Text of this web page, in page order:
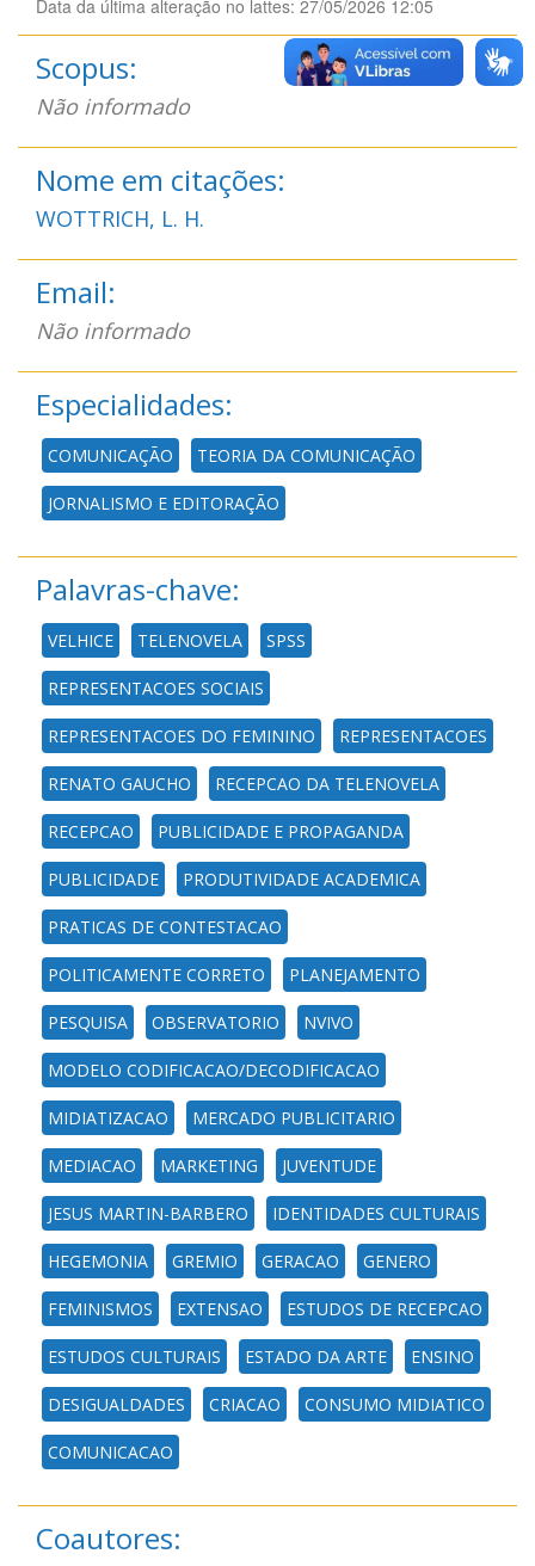
Data da última alteração no lattes: 27/05/2026 12:05
Scopus:
Não informado
Nome em citações:
WOTTRICH, L. H.
Email:
Não informado
Especialidades:
COMUNICAÇÃO TEORIA DA COMUNICAÇÃO
JORNALISMO E EDITORAÇÃO
Palavras-chave:
VELHICE TELENOVELA SPSS
REPRESENTACOES SOCIAIS
REPRESENTACOES DO FEMININO REPRESENTACOES
RENATO GAUCHO RECEPCAO DA TELENOVELA
RECEPCAO PUBLICIDADE E PROPAGANDA
PUBLICIDADE PRODUTIVIDADE ACADEMICA
PRATICAS DE CONTESTACAO
POLITICAMENTE CORRETO PLANEJAMENTO
PESQUISA OBSERVATORIO NVIVO
MODELO CODIFICACAO/DECODIFICACAO
MIDIATIZACAO MERCADO PUBLICITARIO
MEDIACAO MARKETING JUVENTUDE
JESUS MARTIN-BARBERO IDENTIDADES CULTURAIS
HEGEMONIA GREMIO GERACAO GENERO
FEMINISMOS EXTENSAO ESTUDOS DE RECEPCAO
ESTUDOS CULTURAIS ESTADO DA ARTE ENSINO
DESIGUALDADES CRIACAO CONSUMO MIDIATICO
COMUNICACAO
Coautores: